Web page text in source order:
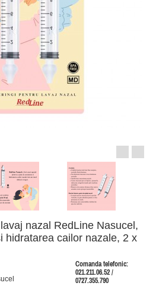
nazal RedLine Nasucel,
hidratarea cailor nazale, 2 x
Comanda telefonic:
021.211.06.52 /
0727.355.790